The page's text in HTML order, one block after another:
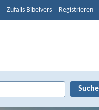
Zufalls Bibelvers Registrieren